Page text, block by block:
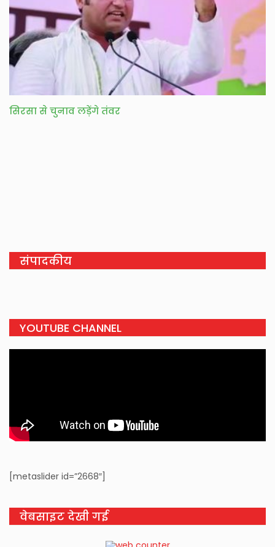
सिरसा से चुनाव लड़ेंगे तंवर
संपादकीय
YOUTUBE CHANNEL
[metaslider id=”2668″]
वेबसाइट देखी गई